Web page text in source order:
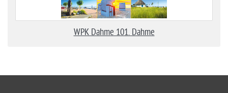
WPK Dahme 101. Dahme